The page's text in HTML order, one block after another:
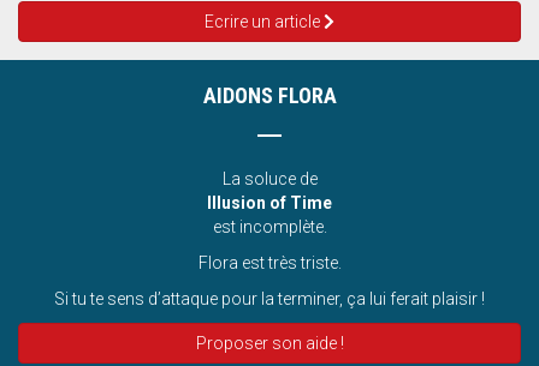
Ecrire un article
AIDONS FLORA
La soluce de
Illusion of Time
est incomplète.
Flora est très triste.
Si tu te sens d’attaque pour la terminer, ça lui ferait plaisir !
Proposer son aide !